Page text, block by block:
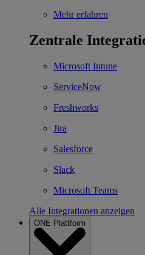
Mehr erfahren
Zentrale
Microsoft Intune
ServiceNow
Freshworks
Jira
Salesforce
Slack
Microsoft Teams
Alle Integrationen anzeigen
ONE Plattform